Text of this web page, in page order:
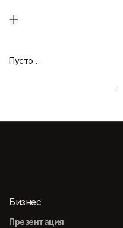
Пустой дизайн-макет
Бизнес
Презентация